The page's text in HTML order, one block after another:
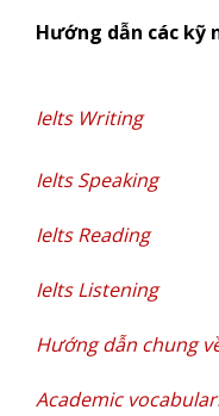
Hướng dẫn các kỹ
Ielts Writing
Ielts Speaking
Ielts Reading
Ielts Listening
Hướng dẫn chung
Academic